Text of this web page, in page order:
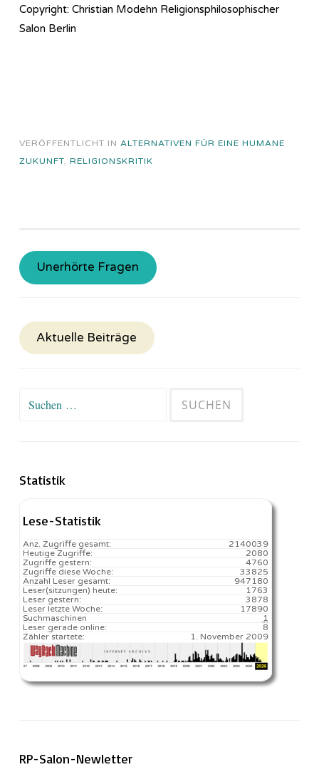
Copyright: Christian Modehn Religionsphilosophischer
Salon Berlin
VERÖFFENTLICHT IN ALTERNATIVEN FÜR EINE HUMANE
ZUKUNFT, RELIGIONSKRITIK
Unerhörte Fragen
Aktuelle Beiträge
Suchen
Statistik
Lese-Statistik
2140039
Anz. Zugriffe gesamt:
2080
Heutige Zugriffe:
4760
Zugriffe gestern:
33825
Zugriffe diese Woche:
947180
Anzahl Leser gesamt:
1763️
Leser(sitzungen) heute:
3878
Leser gestern:
17890️
Leser letzte Woche:
1
Suchmaschinen
8
Leser gerade online:
1. November 2009
Zähler startete:
RP-Salon-Newletter